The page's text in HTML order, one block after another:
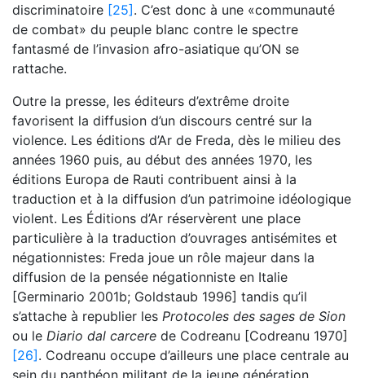
discriminatoire [25]. C’est donc à une «communauté
de combat» du peuple blanc contre le spectre
fantasmé de l’invasion afro-asiatique qu’ON se
rattache.
Outre la presse, les éditeurs d’extrême droite
favorisent la diffusion d’un discours centré sur la
violence. Les éditions d’Ar de Freda, dès le milieu des
années 1960 puis, au début des années 1970, les
éditions Europa de Rauti contribuent ainsi à la
traduction et à la diffusion d’un patrimoine idéologique
violent. Les Éditions d’Ar réservèrent une place
particulière à la traduction d’ouvrages antisémites et
négationnistes: Freda joue un rôle majeur dans la
diffusion de la pensée négationniste en Italie
[Germinario 2001b; Goldstaub 1996] tandis qu’il
s’attache à republier les Protocoles des sages de Sion
ou le Diario dal carcere de Codreanu [Codreanu 1970]
[26]. Codreanu occupe d’ailleurs une place centrale au
sein du panthéon militant de la jeune génération